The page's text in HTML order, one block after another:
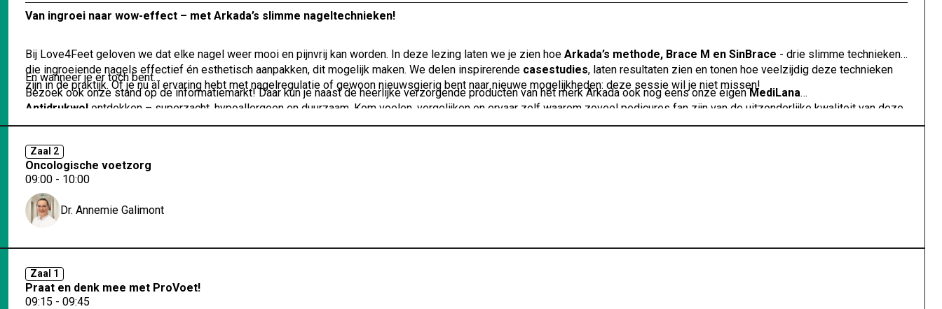
Van ingroei naar wow-effect – met Arkada’s slimme nageltechnieken!
Bij Love4Feet geloven we dat elke nagel weer mooi en pijnvrij kan worden. In deze lezing laten we je zien hoe Arkada’s methode, Brace M en SinBrace - drie slimme technieken
die ingroeiende nagels effectief én esthetisch aanpakken, dit mogelijk maken. We delen inspirerende casestudies, laten resultaten zien en tonen hoe veelzijdig deze technieken
zijn in de praktijk. Of je nu al ervaring hebt met nagelregulatie of gewoon nieuwsgierig bent naar nieuwe mogelijkheden: deze sessie wil je niet missen!
En wanneer je er toch bent…
Bezoek ook onze stand op de informatiemarkt! Daar kun je naast de heerlijke verzorgende producten van het merk Arkada ook nog eens onze eigenMediLana
Antidrukwol ontdekken – superzacht, hypoallergeen en duurzaam. Kom voelen, vergelijken en ervaar zelf waarom zoveel pedicures fan zijn van de uitzonderlijke kwaliteit van deze
bijzondere wol.
Zaal 2
Oncologische voetzorg
09:00 - 10:00
Dr. Annemie Galimont
Zaal 1
Praat en denk mee met ProVoet!
09:15 - 09:45